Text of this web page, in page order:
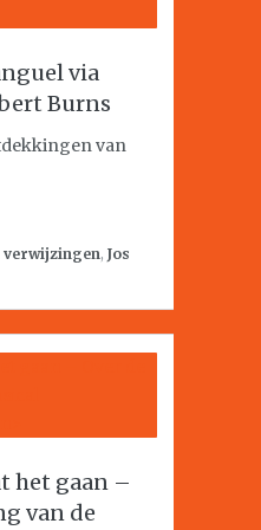
via
Burns
van
verwijzingen, Jos
het gaan –
van de